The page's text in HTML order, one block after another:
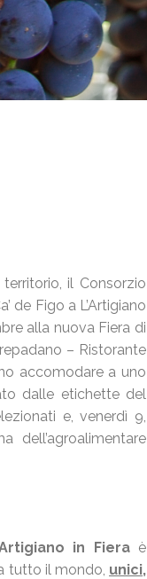
il Consorzio
de Figo a L’Artigiano
alla nuova Fiera di
– Ristorante
accomodare a uno
dalle etichette del
e, venerdì 9,
in Fieraè
tutto il mondo, unici,